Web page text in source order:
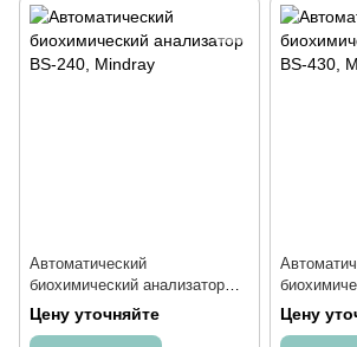
Автоматический
биохимический анализатор
BS-240, Mindray
Цену уточняйте
BS-430,
Цену